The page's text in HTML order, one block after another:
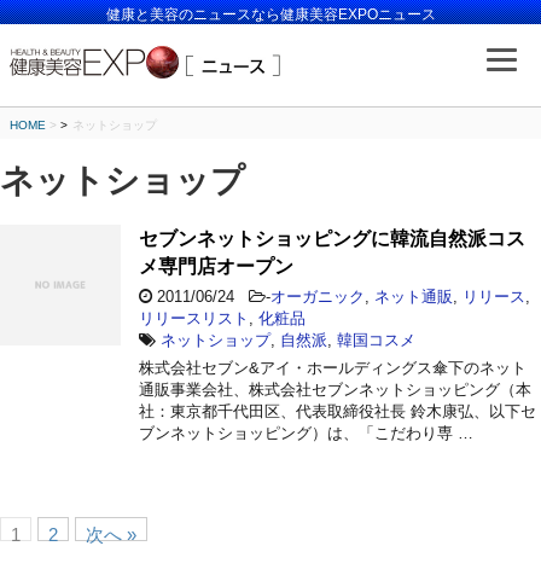
健康と美容のニュースなら健康美容EXPOニュース
HOME > ネットショップ
ネットショップ
セブンネットショッピングに韓流自然派コス
メ専門店オープン
2011/06/24 -オーガニック ネット通販 リリース
リリースリスト
化粧品
ネットショップ, 自然派 韓国コスメ
株式会社セブン&アイ・ホールディングス傘下のネット
通販事業会社、株式会社セブンネットショッピング（本
社：東京都千代田区、代表取締役社長 鈴木康弘、以下セ
ブンネットショッピング）は、「こだわり専 …
1 2 次へ »